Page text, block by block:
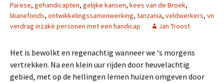
Parese, gehandicapten, gelijke kansen, kees van de Broek,
lilianefonds, ontwikkelingssamenwerking, tanzania, veldwerkers, vn
verdrag inzake personen met een handicap
Jan Troost
Het is bewolkt en regenachtig wanneer we ‘s morgens
vertrekken. Na een klein uur rijden door heuvelachtig
gebied, met op de hellingen lemen huizen omgeven door